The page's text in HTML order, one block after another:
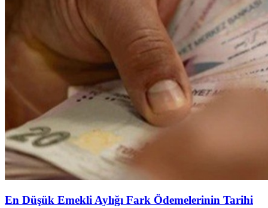
En Düşük Emekli Aylığı Fark Ödemelerinin Tarihi